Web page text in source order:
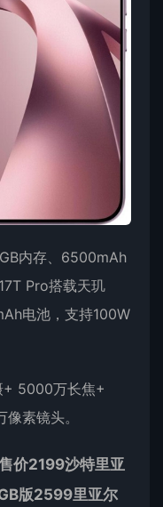
内存、6500mAh
Pro搭载天玑
电池，支持100W
+ 5000万长焦+
素镜头。
价2199沙特里亚
版2599里亚尔